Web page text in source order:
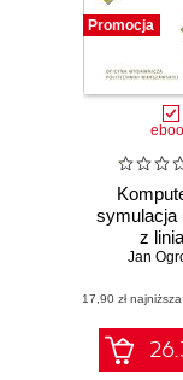
Promocja
symulacja
z
Jan
(17,90 zł